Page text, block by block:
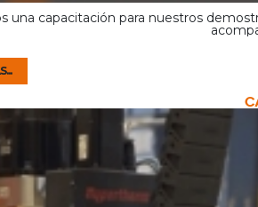
una capacitación para nuestros